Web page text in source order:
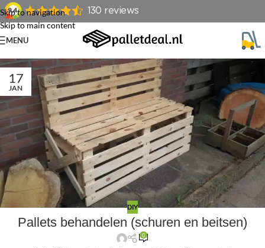
Skip to navigation
Skip to main content
MENU
17
JAN
DIY
Pallets behandelen (schuren en beitsen)
0